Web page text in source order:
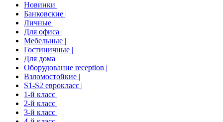
Новинки |
Банковские |
Личные |
Для офиса |
Мебельные |
Гостиничные |
Для дома |
Оборудование reception |
Взломостойкие |
S1-S2 еврокласс |
1-й класс |
2-й класс |
3-й класс |